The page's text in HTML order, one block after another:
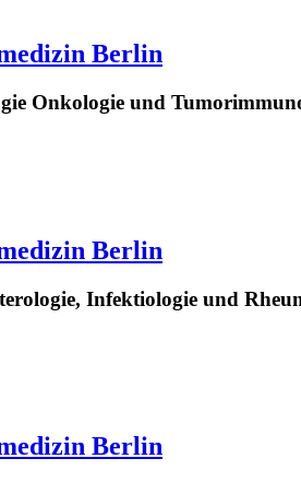
Berlin
Onkologie und
Berlin
Infektiologie und
Berlin